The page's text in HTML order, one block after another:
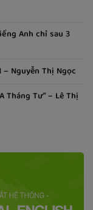
Anh chỉ sau 3
– Nguyễn Thị Ngọc
Tháng Tư” – Lê Thị